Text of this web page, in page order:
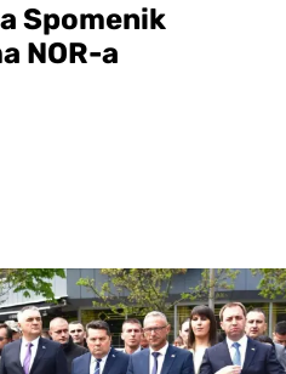
Spomenik
NOR-a